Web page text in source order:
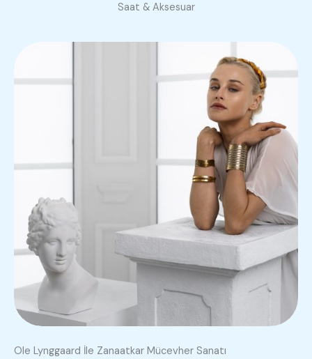
Saat & Aksesuar
Ole Lynggaard İle Zanaatkar Mücevher Sanatı